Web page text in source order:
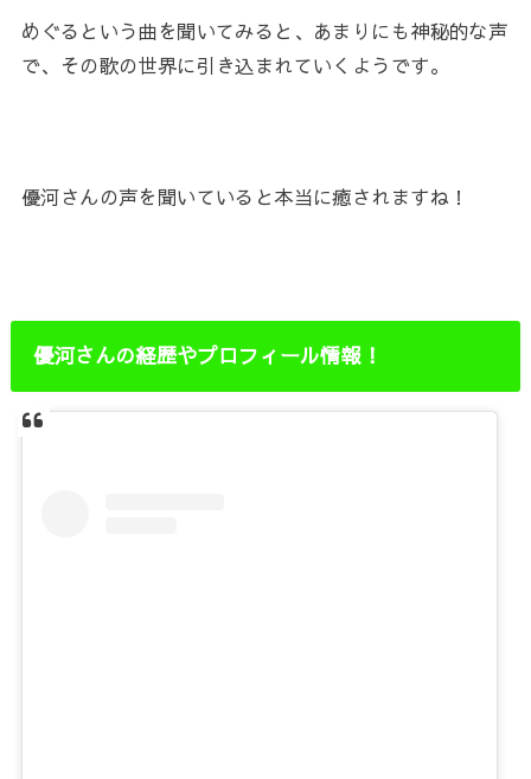
めぐるという曲を聞いてみると、あまりにも神秘的な声
で、その歌の世界に引き込まれていくようです。
優河さんの声を聞いていると本当に癒されますね！
優河さんの経歴やプロフィール情報！